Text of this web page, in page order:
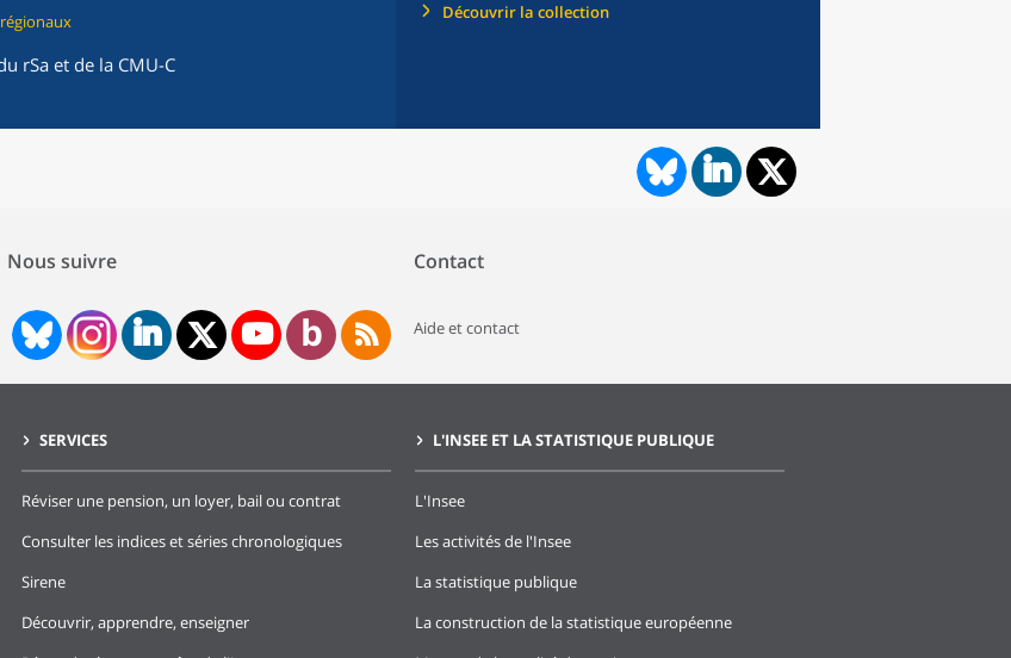
rSa et de la CMU-C
Découvrir la collection
Nous suivre Contact
Aide et contact
SERVICES
Réviser une pension, un loyer, bail ou contrat
Consulter les indices et séries chronologiques
Sirene
Découvrir, apprendre, enseigner
L'INSEE ET LA STATISTIQUE PUBLIQUE
L'Insee
Les activités de l'Insee
La statistique publique
La construction de la statistique européenne